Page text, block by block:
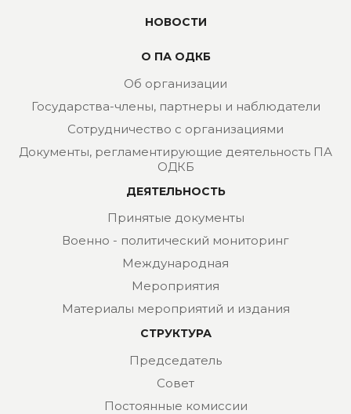
НОВОСТИ
О ПА ОДКБ
Об организации
Государства-члены, партнеры и наблюдатели
Сотрудничество с организациями
Документы, регламентирующие деятельность ПА
ОДКБ
ДЕЯТЕЛЬНОСТЬ
Принятые документы
Военно - политический мониторинг
Международная
Мероприятия
Материалы мероприятий и издания
СТРУКТУРА
Председатель
Совет
Постоянные комиссии